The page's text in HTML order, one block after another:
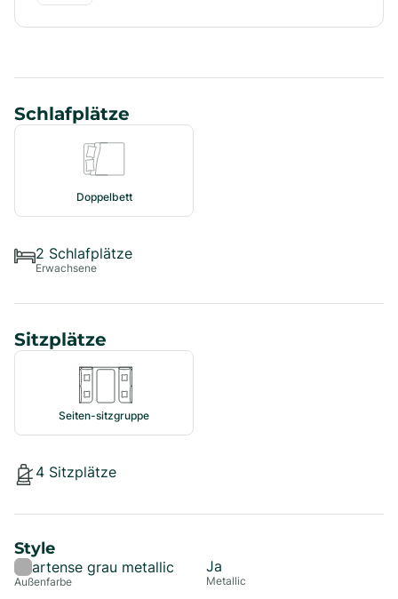
Schlafplätze
Doppelbett
2 Schlafplätze
Erwachsene
Sitzplätze
Seiten-sitzgruppe
4 Sitzplätze
Style
artense grau metallic
Außenfarbe
Ja
Metallic